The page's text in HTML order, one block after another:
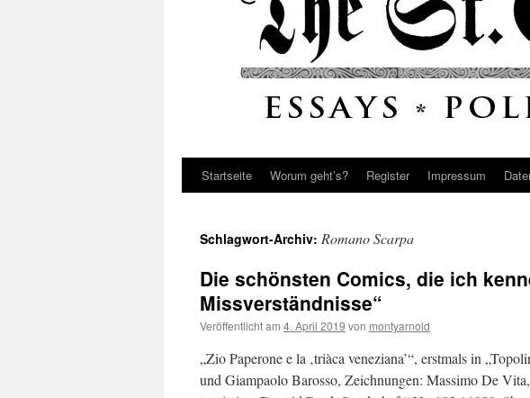
Startseite Worum geht’s? Register Impressum
Schlagwort-Archiv: Romano Scarpa
Die schönsten Comics, die ich
Missverständnisse“
Veröffentlicht am 4. April 2019 von montyarnold
„Zio Paperone e la ‚triàca veneziana’“, erstmals in
und Giampaolo Barosso, Zeichnungen: Massimo De